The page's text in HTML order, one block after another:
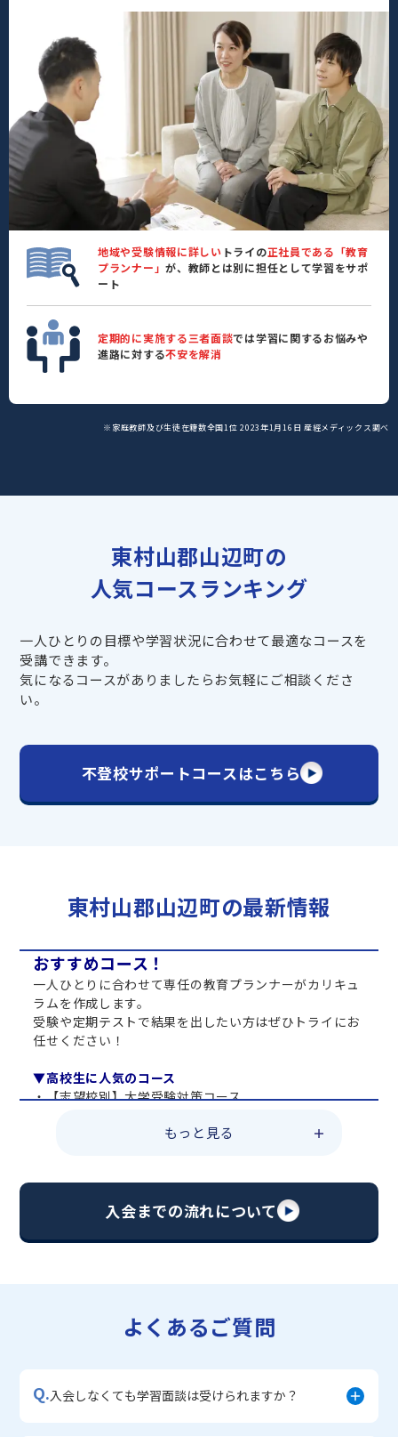
地域や受験情報に詳しい トライの正社員である「教育
プランナー」が、教師とは別に担任として学習をサポ
ート
定期的に実施する三者面談では学習に関するお悩みや
進路に対する不安を解消
※家庭教師及び生徒在籍数全国1位 2023年1月16日 産經メディックス調べ
東村山郡山辺町の
人気コースランキング
一人ひとりの目標や学習状況に合わせて最適なコースを
受講できます。
気になるコースがありましたらお気軽にご相談くださ
い。
不登校サポートコースはこちら
東村山郡山辺町の最新情報
おすすめコース！
一人ひとりに合わせて専任の教育プランナーがカリキュ
ラムを作成します。
受験や定期テストで結果を出したい方はぜひトライにお
任せください！
▼高校生に人気のコース
・【志望校別】大学受験対策コース
・総合型選抜直前対策コース
・【志望校別】公立・私立高校受験対策コース
・宿題サポートコース
・学習習慣定着コース
もっと見る
入会までの流れについて
よくあるご質問
Q.入会しなくても学習面談は受けられますか？